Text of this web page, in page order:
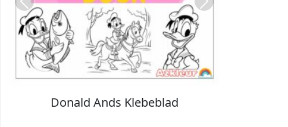
Stitch Farvelægning
Previous Next